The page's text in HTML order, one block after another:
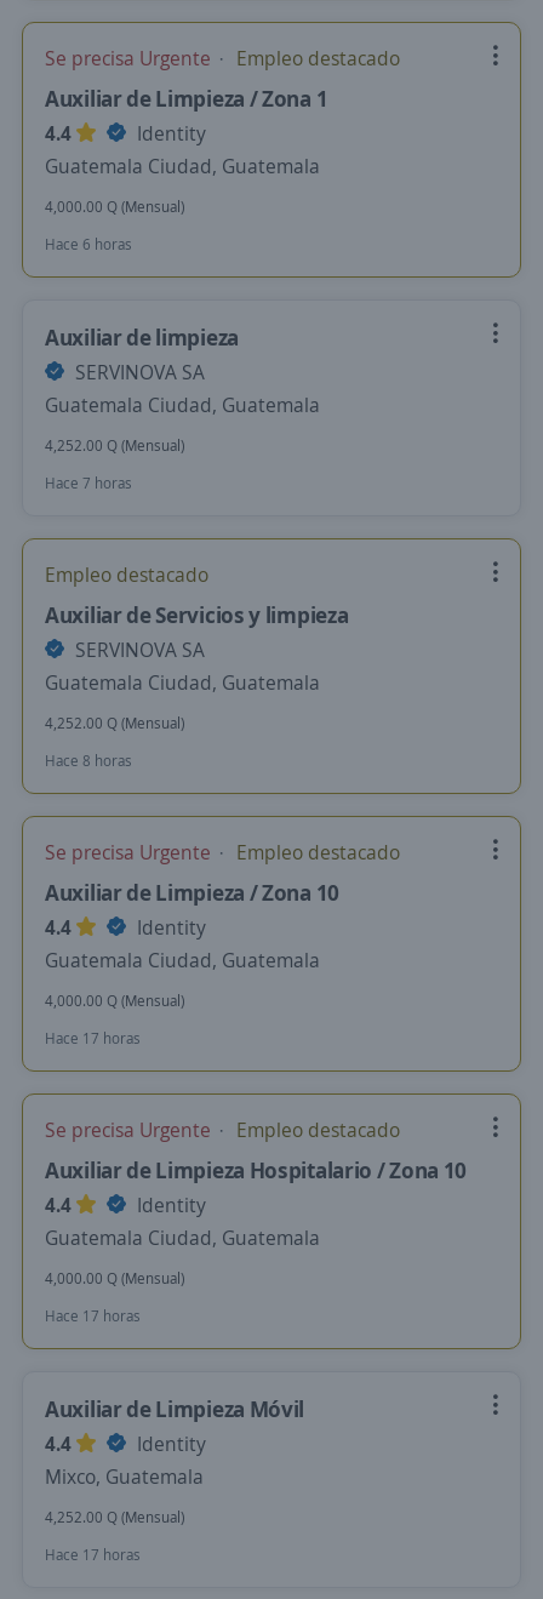
Se precisa Urgente Empleo destacado
Auxiliar de Limpieza / Zona 1
4.4
Identity
Guatemala Ciudad, Guatemala
4,000.00 Q (Mensual)
Hace 6 horas
Auxiliar de limpieza
SERVINOVA SA
Guatemala Ciudad, Guatemala
4,252.00 Q (Mensual)
Hace 7 horas
Empleo destacado
Auxiliar de Servicios y limpieza
SERVINOVA SA
Guatemala Ciudad, Guatemala
4,252.00 Q (Mensual)
Hace 8 horas
Se precisa Urgente Empleo destacado
Auxiliar de Limpieza / Zona 10
4.4
Identity
Guatemala Ciudad, Guatemala
4,000.00 Q (Mensual)
Hace 17 horas
Se precisa Urgente Empleo destacado
Auxiliar de Limpieza Hospitalario / Zona 10
4.4
Identity
Guatemala Ciudad, Guatemala
4,000.00 Q (Mensual)
Hace 17 horas
Auxiliar de Limpieza Móvil
4.4
Identity
Mixco, Guatemala
4,252.00 Q (Mensual)
Hace 17 horas